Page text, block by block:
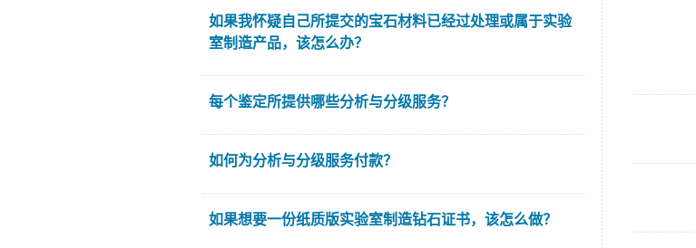
如果我怀疑自己所提交的宝石材料已经过处理或属于实验
室制造产品，该怎么办？
每个鉴定所提供哪些分析与分级服务？
如何为分析与分级服务付款？
如果想要一份纸质版实验室制造钻石证书，该怎么做？